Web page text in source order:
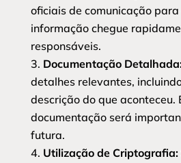
oficiais de comunicação
informação chegue
responsáveis.
Documentação
detalhes relevantes,
descrição do que aconteceu.
documentação será
futura.
Utilização de Criptografia: